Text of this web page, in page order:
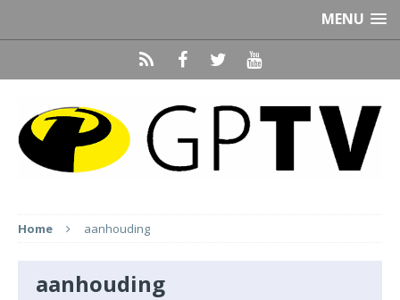
MENU
Home aanhouding
aanhouding